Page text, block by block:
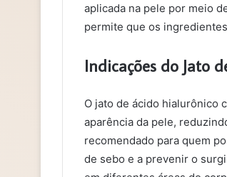
aplicada na pele por meio
permite que os
Indicações do Jato
O jato de ácido hialurônico
aparência da pele,
recomendado para quem
de sebo e a prevenir o